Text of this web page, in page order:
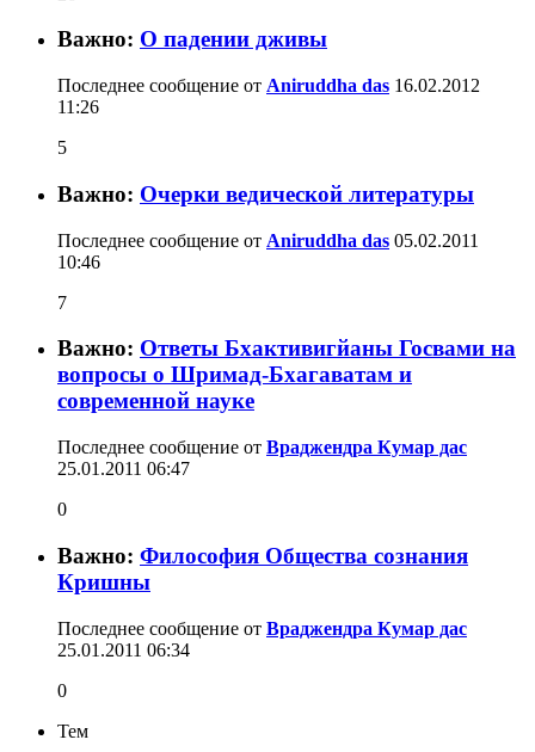
Важно: О падении дживы
Последнее сообщение от Aniruddha das 16.02.2012
11:26
5
Важно: Очерки ведической литературы
Последнее сообщение от Aniruddha das 05.02.2011
10:46
7
Важно: Ответы Бхактивигйаны Госвами на
вопросы о Шримад-Бхагаватам и
современной науке
Последнее сообщение от Враджендра Кумар дас
25.01.2011 06:47
0
Важно: Философия Общества сознания
Кришны
Последнее сообщение от Враджендра Кумар дас
25.01.2011 06:34
0
Тем